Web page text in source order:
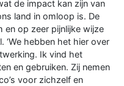
de impact kan zijn van
land in omloop is. De
op zeer pijnlijke wijze
‘We hebben het hier over
Ik vind het
en gebruiken. Zij nemen
voor zichzelf en